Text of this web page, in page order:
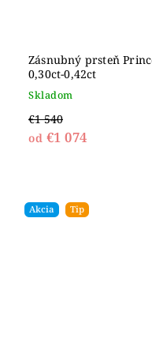
Zásnubný prsteň
0,30ct-0,42ct
Skladom
€1 540
od €1 074
Akcia Tip